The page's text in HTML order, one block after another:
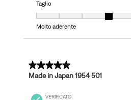
Taglio
Taglio, 4 su 7, dove 1 è uguale a
Molto aderente
5 su 5 stelle.
Made in Japan 1954 501
VERIFICATO